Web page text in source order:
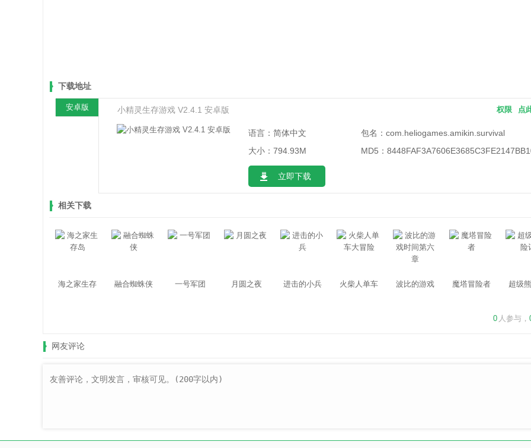
下载地址
安卓版 小精灵生存游戏 V2.4.1 安卓版 点
权限
语言：简体中文
大小：794.93M
立即下载
包名： com.heliogames.amikin.survival
MD5：
相关下载
海之家生存
融合蜘蛛侠 一号军团 月圆之夜 进击的小兵
火柴人单车
波比的游戏
魔塔冒险者
超级
0 人参与，
网友评论